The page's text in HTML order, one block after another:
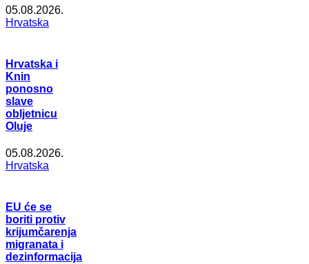
05.08.2026.
Hrvatska
Hrvatska i
Knin
ponosno
slave
obljetnicu
Oluje
05.08.2026.
Hrvatska
EU će se
boriti protiv
krijumčarenja
migranata i
dezinformacija